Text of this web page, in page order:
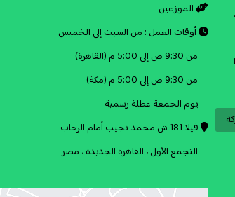
الموزعين
أوقات العمل : من السبت إلى الخميس
من 9:30 ص إلى 5:00 م (القاهرة)
من 9:30 ص إلى 5:00 م (مكة)
يوم الجمعة عطلة رسمية
فيلا 181 ش محمد نجيب أمام الرحاب
التجمع الأول ، القاهرة الجديدة ، مصر